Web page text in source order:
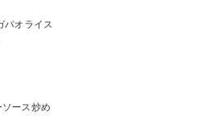
パオライス
ース炒め